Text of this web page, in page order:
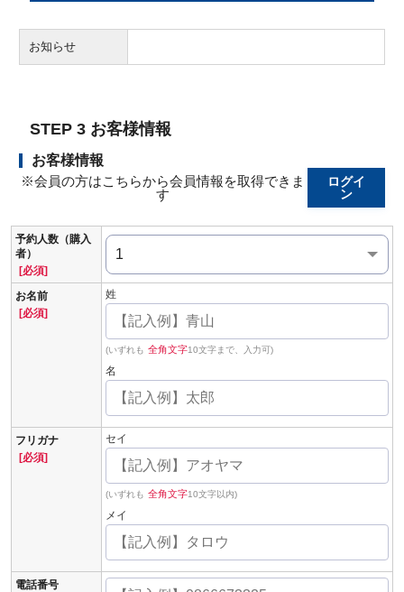
お知らせ
STEP 3 お客様情報
お客様情報
※会員の方はこちらから会員情報を取得できま
す
ログイ
ン
予約人数（購入
者）
[必須]
お名前
[必須]
姓
(いずれも 全角文字10文字まで、入力可)
名
フリガナ
[必須]
セイ
(いずれも 全角文字10文字以内)
メイ
電話番号